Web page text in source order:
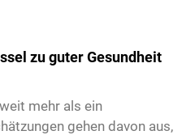
zu guter Gesundheit
mehr als ein
gehen davon aus,